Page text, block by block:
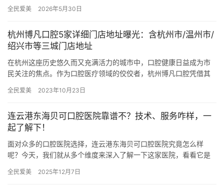
明。 一…
全民爱美 2026年5月30日
杭州博凡口腔5家详细门店地址曝光：含杭州市/温州市/
绍兴市等三城门店地址
在杭州这座历史悠久而又充满活力的城市中，口腔健康日益成为市
民关注的焦点。作为口腔医疗领域的佼佼者，杭州博凡口腔凭借其
民提供…
全民爱美 2023年10月23日
连云港东海贝可口腔医院靠谱不？技术、服务咋样，一
起了解下！
面对众多的口腔医院选择，连云港东海贝可口腔医院究竟怎么样
呢？今天，我们就从多个维度来深入了解一下这家医院，看看它是
新型 …
全民爱美 2025年12月7日